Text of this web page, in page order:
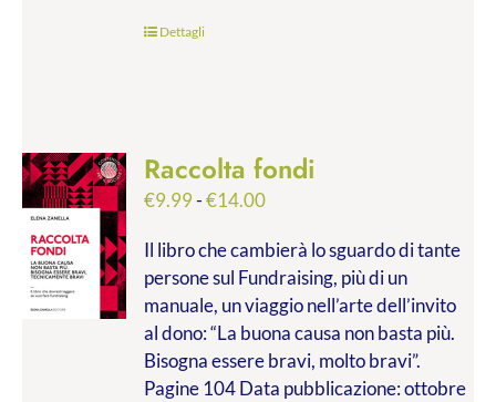
Dettagli
Raccolta fondi
€9.99-€14.00Fascia
prezzo:
da
€9.99
a
€14.00
Il libro che cambierà lo sguardo di tante
persone sul Fundraising, più di un
manuale, un viaggio nell’arte dell’invito
al dono: “La buona causa non basta più.
Bisogna essere bravi, molto bravi”.
Pagine 104 Data pubblicazione: ottobre